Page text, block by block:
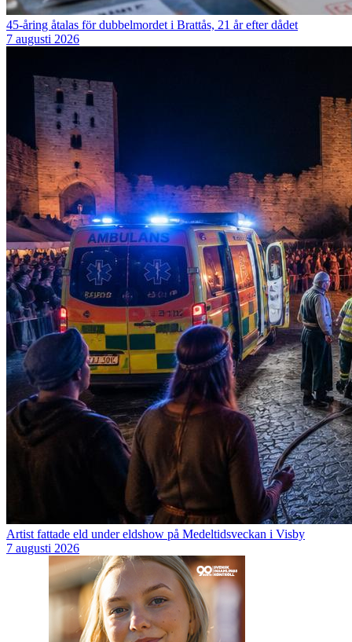
45-åring åtalas för dubbelmordet i Brattås, 21 år efter dådet
7 augusti 2026
Artist fattade eld under eldshow på Medeltidsveckan i Visby
7 augusti 2026